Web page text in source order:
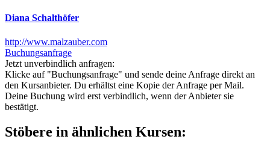
Diana Schalthöfer
http://www.malzauber.com
Buchungsanfrage
Jetzt unverbindlich anfragen:
Klicke auf "Buchungsanfrage" und sende deine Anfrage direkt an
den Kursanbieter. Du erhältst eine Kopie der Anfrage per Mail.
Deine Buchung wird erst verbindlich, wenn der Anbieter sie
bestätigt.
Stöbere in ähnlichen Kursen: